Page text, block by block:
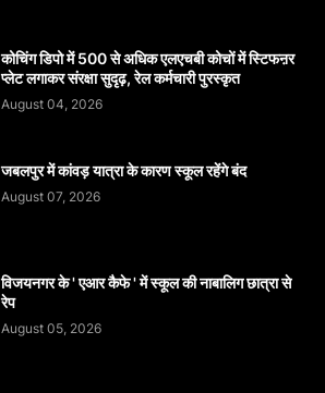
कोचिंग डिपो में 500 से अधिक एलएचबी कोचों में स्टिफऩर
प्लेट लगाकर संरक्षा सुदृढ़, रेल कर्मचारी पुरस्कृत
August 04, 2026
जबलपुर में कांवड़ यात्रा के कारण स्कूल रहेंगे बंद
August 07, 2026
विजयनगर के ' एआर कैफे ' में स्कूल की नाबालिग छात्रा से
रेप
August 05, 2026